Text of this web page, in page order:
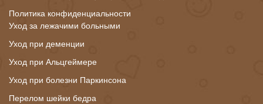
Политика конфиденциальности
Уход за лежачими больными
Уход при деменции
Уход при Альцгеймере
Уход при болезни Паркинсона
Перелом шейки бедра